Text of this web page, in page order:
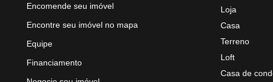
Encomende seu imóvel
Encontre seu imóvel no mapa
Equipe
Financiamento
Loja
Casa
Terreno
Loft
Casa de